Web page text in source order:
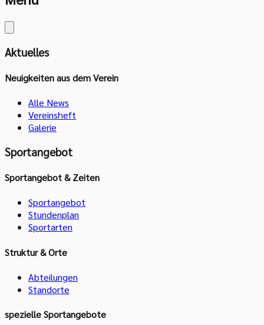
Aktuelles
Neuigkeiten aus dem Verein
Alle News
Vereinsheft
Galerie
Sportangebot
Sportangebot & Zeiten
Sportangebot
Stundenplan
Sportarten
Struktur & Orte
Abteilungen
Standorte
spezielle Sportangebote